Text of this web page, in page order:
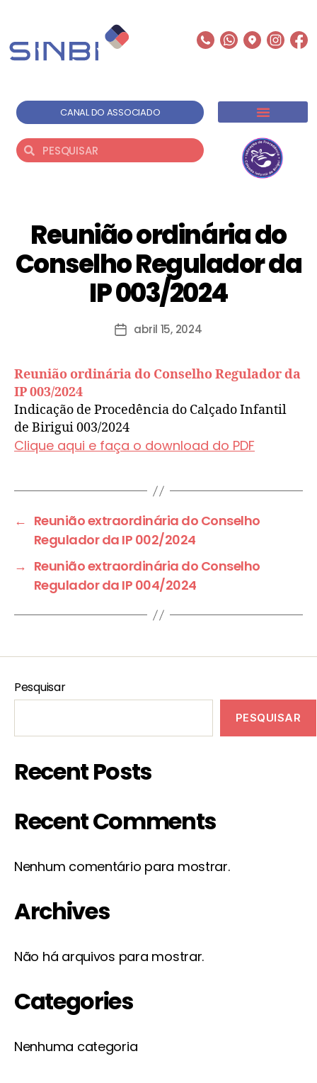
CANAL DO ASSOCIADO
Reunião ordinária do
Conselho Regulador da
IP 003/2024
abril 15, 2024
Reunião ordinária do Conselho Regulador da
IP 003/2024
Indicação de Procedência do Calçado Infantil
de Birigui 003/2024
Clique aqui e faça o download do PDF
← Reunião extraordinária do Conselho
Regulador da IP 002/2024
→ Reunião extraordinária do Conselho
Regulador da IP 004/2024
Pesquisar
PESQUISAR
Recent Posts
Recent Comments
Nenhum comentário para mostrar.
Archives
Não há arquivos para mostrar.
Categories
Nenhuma categoria